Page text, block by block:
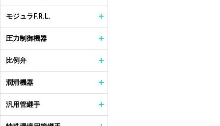
モジュラF.R.L.
圧力制御機器
比例弁
潤滑機器
汎用管継手